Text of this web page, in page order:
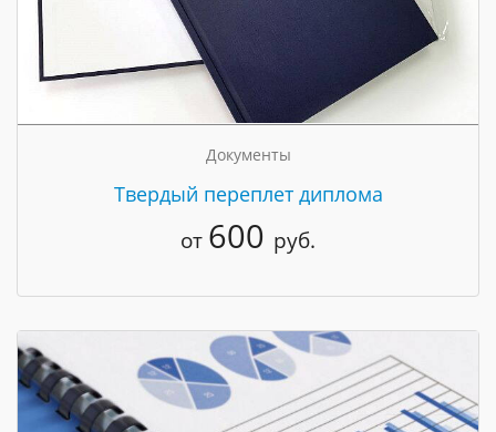
Документы
Твердый переплет диплома
от 600 руб.